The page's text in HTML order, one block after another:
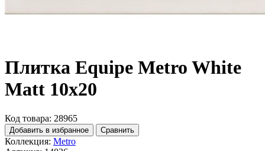
Плитка Equipe Metro White
Matt 10x20
Код товара: 28965
Добавить в избранное Сравнить
Коллекция: Metro